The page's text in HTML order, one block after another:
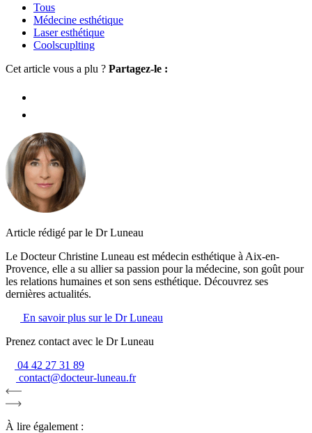
Tous
Médecine esthétique
Laser esthétique
Coolscuplting
Cet article vous a plu ? Partagez-le :
Article rédigé par le Dr Luneau
Le Docteur Christine Luneau est médecin esthétique à Aix-en-
Provence, elle a su allier sa passion pour la médecine, son goût pour
les relations humaines et son sens esthétique. Découvrez ses
dernières actualités.
En savoir plus sur le Dr Luneau
Prenez contact avec le Dr Luneau
04 42 27 31 89
contact@docteur-luneau.fr
À lire également :